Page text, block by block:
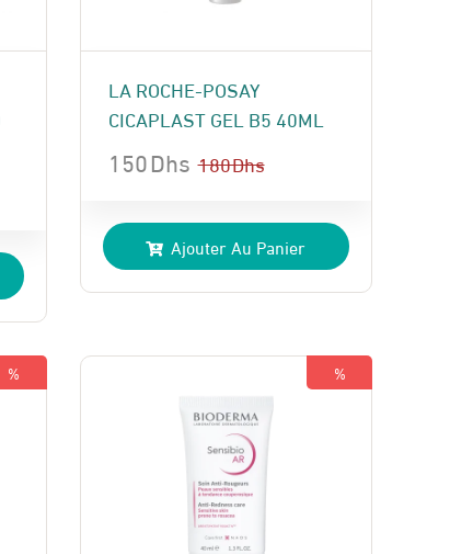
LA ROCHE-POSAY
CICAPLAST GEL B5 40ML
180Dhs
prix
initial
était :
150Dhs
prix
actuel
est :
Ajouter Au Panier
% %